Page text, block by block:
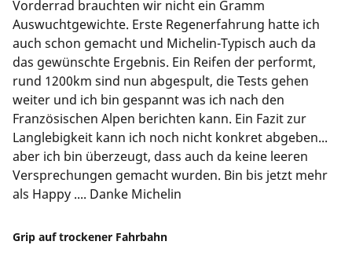
Vorderrad brauchten wir nicht ein Gramm
Auswuchtgewichte. Erste Regenerfahrung hatte ich
auch schon gemacht und Michelin-Typisch auch da
das gewünschte Ergebnis. Ein Reifen der performt,
rund 1200km sind nun abgespult, die Tests gehen
weiter und ich bin gespannt was ich nach den
Französischen Alpen berichten kann. Ein Fazit zur
Langlebigkeit kann ich noch nicht konkret abgeben...
aber ich bin überzeugt, dass auch da keine leeren
Versprechungen gemacht wurden. Bin bis jetzt mehr
als Happy .... Danke Michelin
Grip auf trockener Fahrbahn